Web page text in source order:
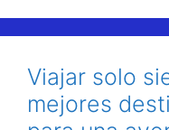
Viajar solo
mejores